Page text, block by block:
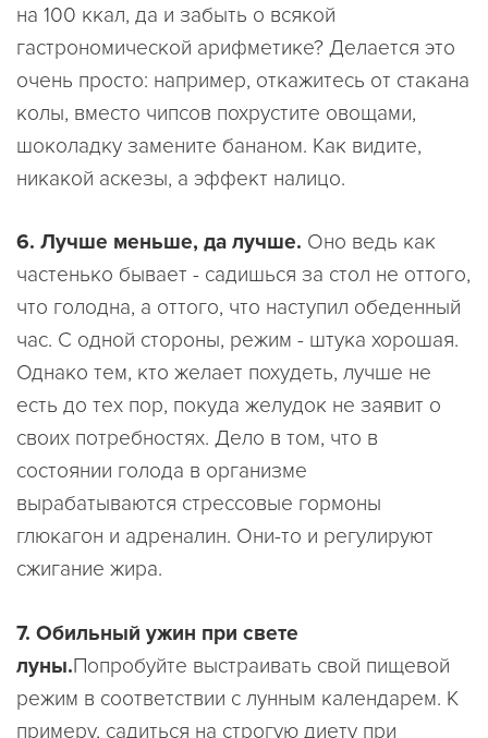
на 100 ккал, да и забыть о всякой
гастрономической арифметике? Делается это
очень просто: например, откажитесь от стакана
колы, вместо чипсов похрустите овощами,
шоколадку замените бананом. Как видите,
никакой аскезы, а эффект налицо.
6. Лучше меньше, да лучше. Оно ведь как
частенько бывает - садишься за стол не оттого,
что голодна, а оттого, что наступил обеденный
час. С одной стороны, режим - штука хорошая.
Однако тем, кто желает похудеть, лучше не
есть до тех пор, покуда желудок не заявит о
своих потребностях. Дело в том, что в
состоянии голода в организме
вырабатываются стрессовые гормоны
глюкагон и адреналин. Они-то и регулируют
сжигание жира.
7. Обильный ужин при свете
луны.Попробуйте выстраивать свой пищевой
режим в соответствии с лунным календарем. К
примеру, садиться на строгую диету при